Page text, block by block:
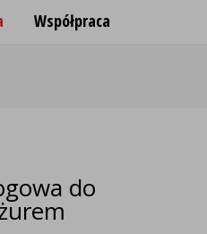
Współpraca
do